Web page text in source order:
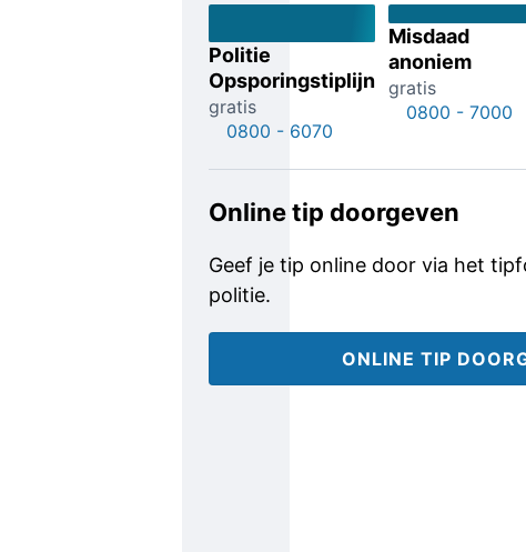
Politie
Opsporingstiplijn
gratis
0800 - 6070
Misdaad
anoniem
gratis
0800 - 7000
Online tip doorgeven
Geef je tip online door via het
politie.
ONLINE TIP